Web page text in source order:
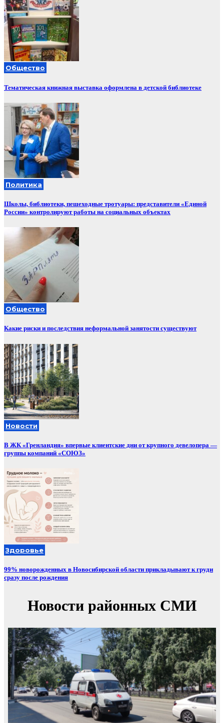
Общество
Тематическая книжная выставка оформлена в детской библиотеке
Политика
Школы, библиотеки, пешеходные тротуары: представители «Единой
России» контролируют работы на социальных объектах
Общество
Какие риски и последствия неформальной занятости существуют
Новости
В ЖК «Гренландия» впервые клиентские дни от крупного девелопера —
группы компаний «СОЮЗ»
Здоровье
99% новорожденных в Новосибирской области прикладывают к груди
сразу после рождения